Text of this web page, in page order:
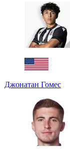
Джонатан Гомес